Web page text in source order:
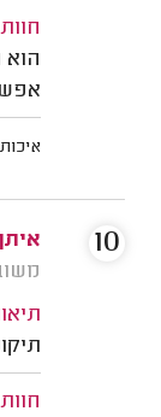
הוא
איכות
משוב: 02/
10